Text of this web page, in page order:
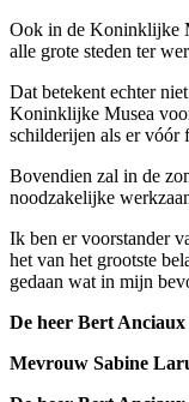
Ook in de Koninklijke
alle grote steden ter
Dat betekent echter
Koninklijke Musea
schilderijen als er vóór
Bovendien zal in de
noodzakelijke
Ik ben er voorstander
het van het grootste
gedaan wat in mijn
De heer Bert Anciaux
Mevrouw Sabine